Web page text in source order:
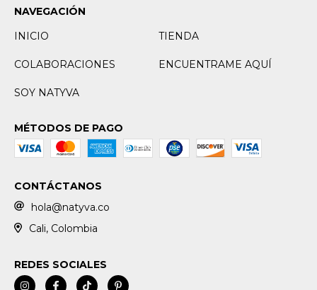
NAVEGACIÓN
INICIO
TIENDA
COLABORACIONES ENCUENTRAME AQUÍ
SOY NATYVA
MÉTODOS DE PAGO
CONTÁCTANOS
hola@natyva.co
Cali, Colombia
REDES SOCIALES